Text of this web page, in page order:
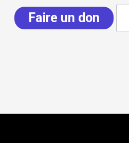
Faire un don